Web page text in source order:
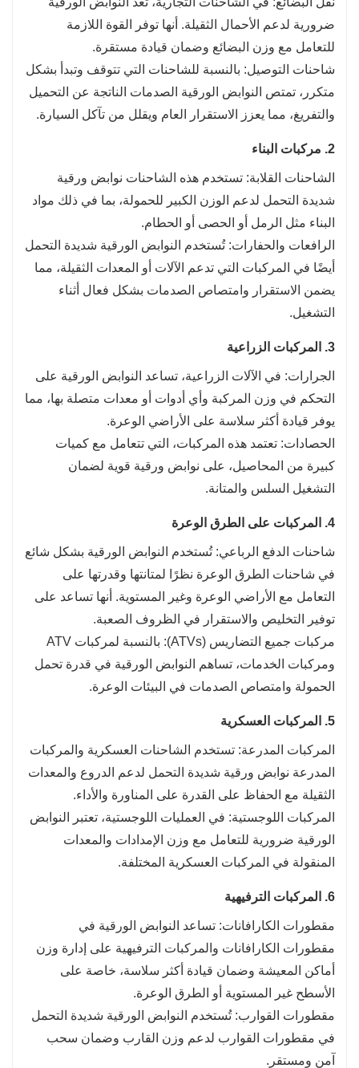
ضرورية لدعم الأحمال الثقيلة. أنها توفر القوة اللازمة
للتعامل مع وزن البضائع وضمان قيادة مستقرة.
شاحنات التوصيل: بالنسبة للشاحنات التي تتوقف وتبدأ بشكل
متكرر، تمتص النوابض الورقية الصدمات الناتجة عن التحميل
والتفريغ، مما يعزز الاستقرار العام ويقلل من تآكل السيارة.
2. مركبات البناء
الشاحنات القلابة: تستخدم هذه الشاحنات نوابض ورقية
شديدة التحمل لدعم الوزن الكبير للحمولة، بما في ذلك مواد
البناء مثل الرمل أو الحصى أو الحطام.
الرافعات والحفارات: تُستخدم النوابض الورقية شديدة التحمل
أيضًا في المركبات التي تدعم الآلات أو المعدات الثقيلة، مما
يضمن الاستقرار وامتصاص الصدمات بشكل فعال أثناء
التشغيل.
3. المركبات الزراعية
الجرارات: في الآلات الزراعية، تساعد النوابض الورقية على
التحكم في وزن المركبة وأي أدوات أو معدات متصلة بها، مما
يوفر قيادة أكثر سلاسة على الأراضي الوعرة.
الحصادات: تعتمد هذه المركبات، التي تتعامل مع كميات
كبيرة من المحاصيل، على نوابض ورقية قوية لضمان
التشغيل السلس والمتانة.
4. المركبات على الطرق الوعرة
شاحنات الدفع الرباعي: تُستخدم النوابض الورقية بشكل شائع
في شاحنات الطرق الوعرة نظرًا لمتانتها وقدرتها على
التعامل مع الأراضي الوعرة وغير المستوية. أنها تساعد على
توفير التخليص والاستقرار في الظروف الصعبة.
مركبات جميع التضاريس (ATVs): بالنسبة لمركبات ATV
ومركبات الخدمات، تساهم النوابض الورقية في قدرة تحمل
الحمولة وامتصاص الصدمات في البيئات الوعرة.
5. المركبات العسكرية
المركبات المدرعة: تستخدم الشاحنات العسكرية والمركبات
المدرعة نوابض ورقية شديدة التحمل لدعم الدروع والمعدات
الثقيلة مع الحفاظ على القدرة على المناورة والأداء.
المركبات اللوجستية: في العمليات اللوجستية، تعتبر النوابض
الورقية ضرورية للتعامل مع وزن الإمدادات والمعدات
المنقولة في المركبات العسكرية المختلفة.
6. المركبات الترفيهية
مقطورات الكارافانات: تساعد النوابض الورقية في
مقطورات الكارافانات والمركبات الترفيهية على إدارة وزن
أماكن المعيشة وضمان قيادة أكثر سلاسة، خاصة على
الأسطح غير المستوية أو الطرق الوعرة.
مقطورات القوارب: تُستخدم النوابض الورقية شديدة التحمل
في مقطورات القوارب لدعم وزن القارب وضمان سحب
آمن ومستقر.